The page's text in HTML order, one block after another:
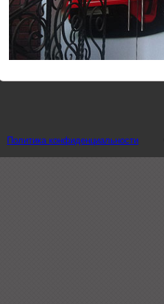
Политика конфиденциальности